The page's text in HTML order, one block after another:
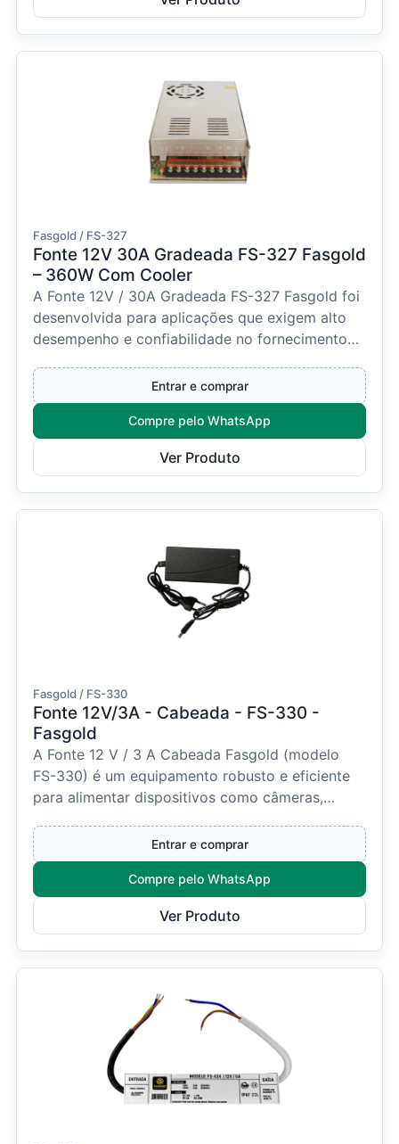
Fasgold / FS-327
Fonte 12V 30A Gradeada FS-327 Fasgold
– 360W Com Cooler
A Fonte 12V / 30A Gradeada FS-327 Fasgold foi
desenvolvida para aplicações que exigem alto
desempenho e confiabilidade no fornecimento
Entrar e comprar
Compre pelo WhatsApp
Ver Produto
Fasgold / FS-330
Fonte 12V/3A - Cabeada - FS-330 -
Fasgold
A Fonte 12 V / 3 A Cabeada Fasgold (modelo
FS-330) é um equipamento robusto e eficiente
para alimentar dispositivos como câmeras,
Entrar e comprar
Compre pelo WhatsApp
Ver Produto